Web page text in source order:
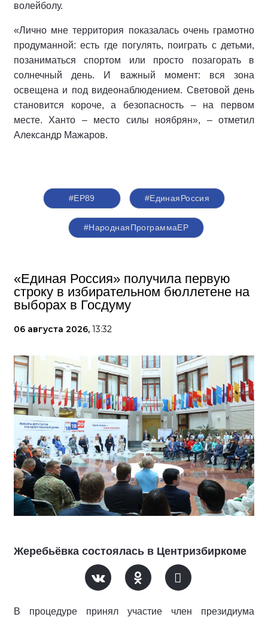
волейболу.
«Лично мне территория показалась очень грамотно
продуманной: есть где погулять, поиграть с детьми,
позаниматься спортом или просто позагорать в
солнечный день. И важный момент: вся зона
освещена и под видеонаблюдением. Световой день
становится короче, а безопасность – на первом
месте. Ханто – место силы ноябрян», – отметил
Александр Мажаров.
#ЕР89 #‎ЕдинаяРоссия
#НароднаяПрограммаЕР
«Единая Россия» получила первую
строку в избирательном бюллетене на
выборах в Госдуму
06 августа 2026, 13:32
Жеребьёвка состоялась в Центризбиркоме
В процедуре принял участие член президиума